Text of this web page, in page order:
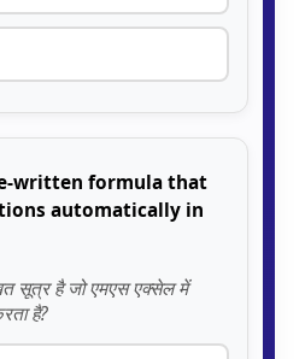
written formula that
automatically in
सूत्र है जो एमएस एक्सेल में
है?